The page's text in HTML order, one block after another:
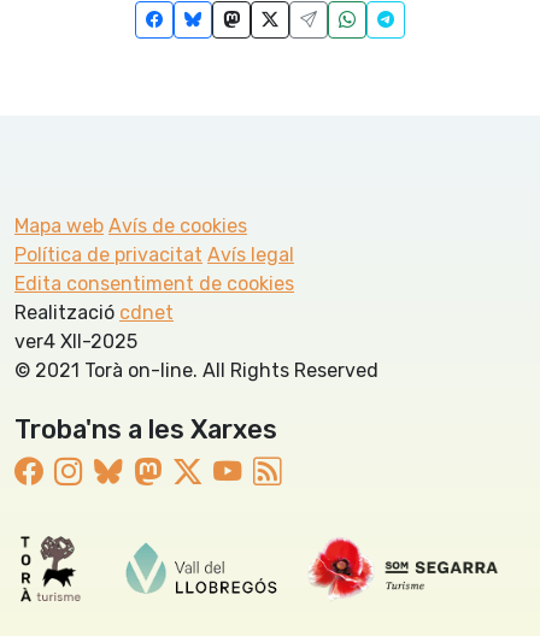
Mapa web Avís de cookies
Política de privacitat Avís legal
Edita consentiment de cookies
Realització cdnet
ver4 XII-2025
© 2021 Torà on-line. All Rights Reserved
Troba'ns a les Xarxes